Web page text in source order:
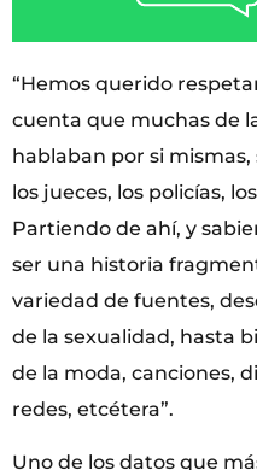
“Hemos querido
cuenta que muchas de
hablaban por si
los jueces, los policías,
Partiendo de ahí, y
ser una historia
variedad de fuentes,
de la sexualidad, hasta
de la moda, canciones,
redes, etcétera”.
Uno de los datos que